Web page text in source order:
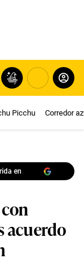
Picchu Corredor
en
acuerdo